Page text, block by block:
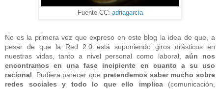
Fuente CC: adriagarcia
No es la primera vez que expreso en este blog la idea de que, a
pesar de que la Red 2.0 está suponiendo giros drásticos en
nuestras vidas, tanto a nivel personal como laboral,aún nos
encontramos en una fase incipiente en cuanto a su uso
racional . Pudiera parecer que pretendemos saber mucho sobre
redes sociales y todo lo que ello implica(comunicación,